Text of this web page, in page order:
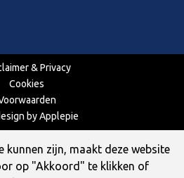
& Privacy
Cookies
by Applepie
kunnen zijn, maakt deze website
op "Akkoord" te klikken of